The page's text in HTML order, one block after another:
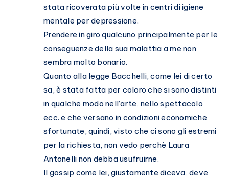
stata ricoverata più volte in centri di igiene
mentale per depressione.
Prendere in giro qualcuno principalmente per le
conseguenze della sua malattia a me non
sembra molto bonario.
Quanto alla legge Bacchelli, come lei di certo
sa, è stata fatta per coloro che si sono distinti
in qualche modo nell’arte, nello spettacolo
ecc. e che versano in condizioni economiche
sfortunate, quindi, visto che ci sono gli estremi
per la richiesta, non vedo perchè Laura
Antonelli non debba usufruirne.
Il gossip come lei, giustamente diceva, deve